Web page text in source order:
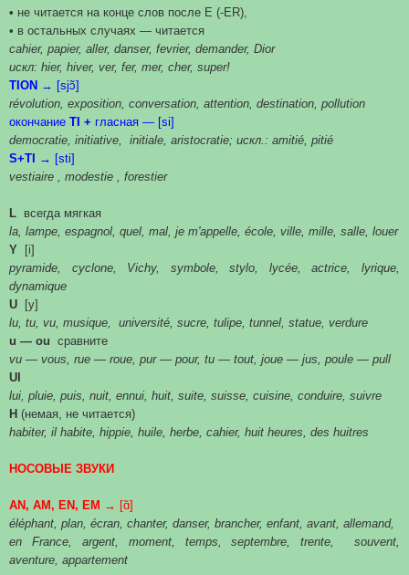
• не читается на конце слов после Е (-ER),
• в остальных случаях — читается
cahier, papier, aller, danser, fevrier, demander, Dior
искл: hier, hiver, ver, fer, mer, cher, super!
TION → [sjɔ̃]
révolution, exposition, conversation, attention, destination, pollution
окончание TI + гласная — [si]
democratie, initiative, initiale, aristocratie; искл.: amitié, pitié
S+TI → [sti]
vestiaire , modestie , forestier
L всегда мягкая
la, lampe, espagnol, quel, mal, je m'appelle, école, ville, mille, salle, louer
Y
[i]
pyramide, cyclone, Vichy, symbole, stylo, lycée, actrice, lyrique,
dynamique
U
[y]
lu, tu, vu, musique, université, sucre, tulipe, tunnel, statue, verdure
u — ou сравните
vu — vous, rue — roue, pur — pour, tu — tout, joue — jus, poule — pull
UI
lui, pluie, puis, nuit, ennui, huit, suite, suisse, cuisine, conduire, suivre
H (немая, не читается)
habiter, il habite, hippie, huile, herbe, cahier, huit heures, des huitres
НОСОВЫЕ ЗВУКИ
AN, AM, EN, EM → [ɑ̃]
éléphant, plan, écran, chanter, danser, brancher, enfant, avant, allemand,
en France, argent, moment, temps, septembre, trente, souvent,
aventure, appartement